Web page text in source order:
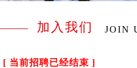
加入我们 JOIN
[ 当前招聘已经结束 ]